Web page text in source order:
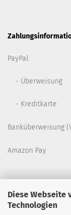
Diese Webseite
Technologien
PayPal
- Überweisung
- Kreditkarte
Banküberweisung
Amazon Pay